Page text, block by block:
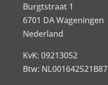
Burgtstraat 1
6701 DA Wageningen
Nederland
KvK: 09213052
Btw: NL001642521B87